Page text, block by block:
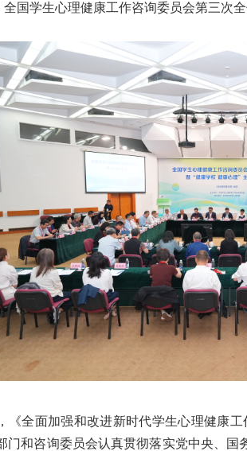
国学生心理健康工作咨询委员会第三次
《全面加强和改进新时代学生心理健康工
门和咨询委员会认真贯彻落实党中央、